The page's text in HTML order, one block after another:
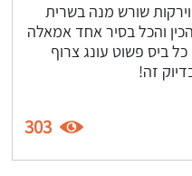
וירקות שורש מנה בשרית
והכל בסיר אחד אמאלה
ביס פשוט עונג צרוף
זה!
303